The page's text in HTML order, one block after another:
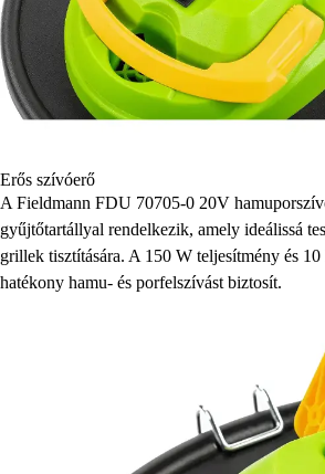
Erős szívóerő
A Fieldmann FDU 70705-0 20V
gyűjtőtartállyal rendelkezik, amely ideálissá
grillek tisztítására. A 150 W teljesítmény és
hatékony hamu- és porfelszívást biztosít.